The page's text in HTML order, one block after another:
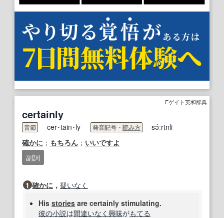
Eゲイト英和辞典
certainly
音節 cer･tain･ly 発音記号・ 読み方
sə́ːrtnli
確かに ； もちろん ； いいですよ
副詞
1 確かに ， 疑いなく
His stories are certainly stimulating.
彼の小説は間違いなく 興味がもてる